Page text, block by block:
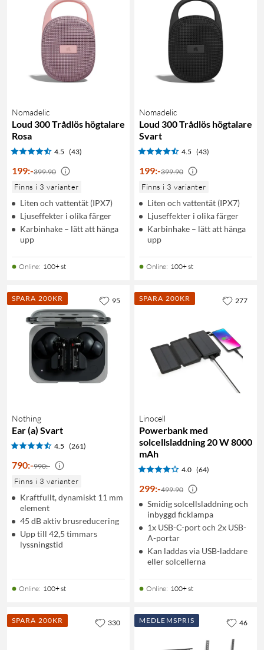
Nomadelic
Loud 300 Trådlös högtalare
Rosa
4.5 (43)
199:-399:90
Finns i 3 varianter
Liten och vattentät (IPX7)
Ljuseffekter i olika färger
Karbinhake – lätt att hänga
upp
Online: 100+ st
Nomadelic
Loud 300 Trådlös högtalare
Svart
4.5 (43)
199:-399:90
Finns i 3 varianter
Liten och vattentät (IPX7)
Ljuseffekter i olika färger
Karbinhake – lätt att hänga
upp
Online: 100+ st
SPARA 200KR
Nothing
Ear (a) Svart
4.5 (261)
790:-990:-
Finns i 3 varianter
Kraftfullt, dynamiskt 11 mm
element
45 dB aktiv brusreducering
Upp till 42,5 timmars
lyssningstid
Online: 100+ st
95 SPARA 200KR
Linocell
Powerbank med
solcellsladdning 20 W 8000
mAh
4.0 (64)
299:-499:90
Smidig solcellsladdning och
inbyggd ficklampa
1x USB-C-port och 2x USB-
A-portar
Kan laddas via USB-laddare
eller solcellerna
Online: 100+ st
277
SPARA 200KR 330 MEDLEMSPRIS 46